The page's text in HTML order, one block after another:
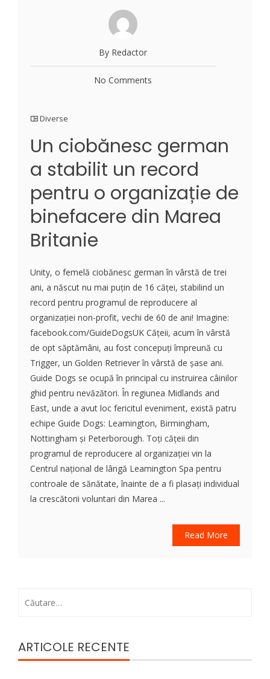
By Redactor
No Comments
Diverse
Un ciobănesc german
a stabilit un record
pentru o organizație de
binefacere din Marea
Britanie
Unity, o femelă ciobănesc german în vârstă de trei
ani, a născut nu mai puțin de 16 căței, stabilind un
record pentru programul de reproducere al
organizației non-profit, vechi de 60 de ani! Imagine:
facebook.com/GuideDogsUK Cățeii, acum în vârstă
de opt săptămâni, au fost concepuți împreună cu
Trigger, un Golden Retriever în vârstă de șase ani.
Guide Dogs se ocupă în principal cu instruirea câinilor
ghid pentru nevăzători. În regiunea Midlands and
East, unde a avut loc fericitul eveniment, există patru
echipe Guide Dogs: Leamington, Birmingham,
Nottingham și Peterborough. Toți cățeii din
programul de reproducere al organizației vin la
Centrul național de lângă Leamington Spa pentru
controale de sănătate, înainte de a fi plasați individual
la crescătorii voluntari din Marea ...
Read More
ARTICOLE RECENTE